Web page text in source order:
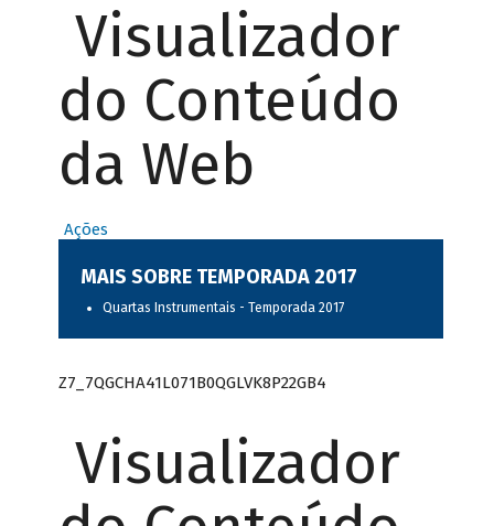
Visualizador
do Conteúdo
da Web
Ações
MAIS SOBRE TEMPORADA 2017
Quartas Instrumentais - Temporada 2017
Z7_7QGCHA41L071B0QGLVK8P22GB4
Visualizador